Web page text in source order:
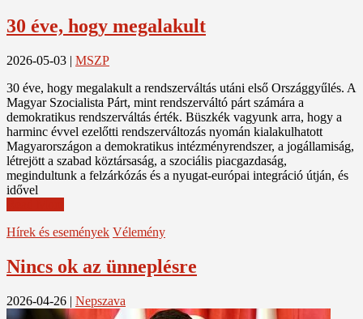
30 éve, hogy megalakult
2026-05-03 | MSZP
30 éve, hogy megalakult a rendszerváltás utáni első Országgyűlés. A
Magyar Szocialista Párt, mint rendszerváltó párt számára a
demokratikus rendszerváltás érték. Büszkék vagyunk arra, hogy a
harminc évvel ezelőtti rendszerváltozás nyomán kialakulhatott
Magyarországon a demokratikus intézményrendszer, a jogállamiság,
létrejött a szabad köztársaság, a szociális piacgazdaság,
megindultunk a felzárkózás és a nyugat-európai integráció útján, és
idővel
Hírek és események Vélemény
Nincs ok az ünneplésre
2026-04-26 | Nepszava